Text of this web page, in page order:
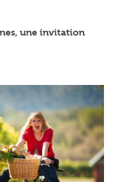
une invitation